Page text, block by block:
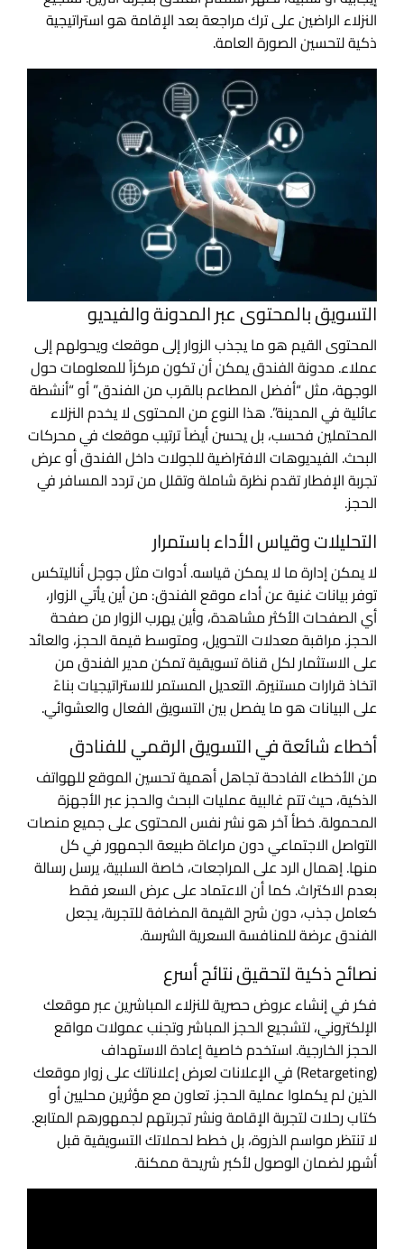
النزلاء الراضين على ترك مراجعة بعد الإقامة هو استراتيجية
ذكية لتحسين الصورة العامة.
التسويق بالمحتوى عبر المدونة والفيديو
المحتوى القيم هو ما يجذب الزوار إلى موقعك ويحولهم إلى
عملاء. مدونة الفندق يمكن أن تكون مركزاً للمعلومات حول
الوجهة، مثل “أفضل المطاعم بالقرب من الفندق” أو “أنشطة
عائلية في المدينة”. هذا النوع من المحتوى لا يخدم النزلاء
المحتملين فحسب، بل يحسن أيضاً ترتيب موقعك في محركات
البحث. الفيديوهات الافتراضية للجولات داخل الفندق أو عرض
تجربة الإفطار تقدم نظرة شاملة وتقلل من تردد المسافر في
الحجز.
التحليلات وقياس الأداء باستمرار
لا يمكن إدارة ما لا يمكن قياسه. أدوات مثل جوجل أناليتكس
توفر بيانات غنية عن أداء موقع الفندق: من أين يأتي الزوار،
أي الصفحات الأكثر مشاهدة، وأين يهرب الزوار من صفحة
الحجز. مراقبة معدلات التحويل، ومتوسط قيمة الحجز، والعائد
على الاستثمار لكل قناة تسويقية تمكن مدير الفندق من
اتخاذ قرارات مستنيرة. التعديل المستمر للاستراتيجيات بناءً
على البيانات هو ما يفصل بين التسويق الفعال والعشوائي.
أخطاء شائعة في التسويق الرقمي للفنادق
من الأخطاء الفادحة تجاهل أهمية تحسين الموقع للهواتف
الذكية، حيث تتم غالبية عمليات البحث والحجز عبر الأجهزة
المحمولة. خطأ آخر هو نشر نفس المحتوى على جميع منصات
التواصل الاجتماعي دون مراعاة طبيعة الجمهور في كل
منها. إهمال الرد على المراجعات، خاصة السلبية، يرسل رسالة
بعدم الاكتراث. كما أن الاعتماد على عرض السعر فقط
كعامل جذب، دون شرح القيمة المضافة للتجربة، يجعل
الفندق عرضة للمنافسة السعرية الشرسة.
نصائح ذكية لتحقيق نتائج أسرع
فكر في إنشاء عروض حصرية للنزلاء المباشرين عبر موقعك
الإلكتروني، لتشجيع الحجز المباشر وتجنب عمولات مواقع
الحجز الخارجية. استخدم خاصية إعادة الاستهداف
(Retargeting) في الإعلانات لعرض إعلاناتك على زوار موقعك
الذين لم يكملوا عملية الحجز. تعاون مع مؤثرين محليين أو
كتاب رحلات لتجربة الإقامة ونشر تجربتهم لجمهورهم المتابع.
لا تنتظر مواسم الذروة، بل خطط لحملاتك التسويقية قبل
أشهر لضمان الوصول لأكبر شريحة ممكنة.